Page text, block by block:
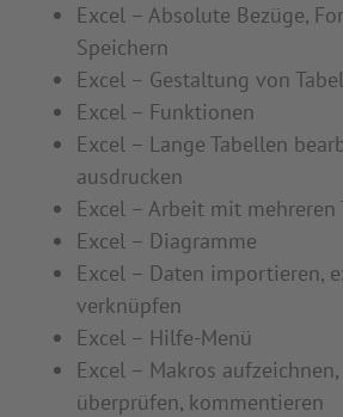
Excel – Absolute Bezüge,
Speichern
Excel – Gestaltung von
Excel – Funktionen
Excel – Lange Tabellen
ausdrucken
Excel – Arbeit mit
Excel – Diagramme
Excel – Daten importieren,
verknüpfen
Excel – Hilfe-Menü
Excel – Makros
überprüfen, kommentieren